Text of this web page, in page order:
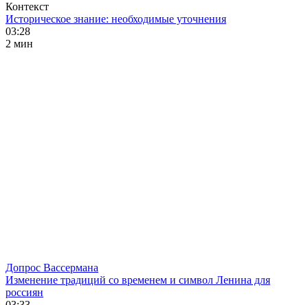
Контекст
Историческое знание: необходимые уточнения
03:28
2 мин
Допрос Вассермана
Изменение традиций со временем и символ Ленина для
россиян